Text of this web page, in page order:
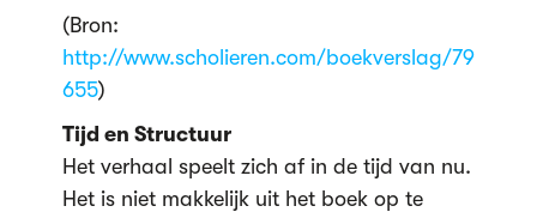
(Bron:
http://www.scholieren.com/boekverslag/79
655)
Tijd en Structuur
Het verhaal speelt zich af in de tijd van nu.
Het is niet makkelijk uit het boek op te